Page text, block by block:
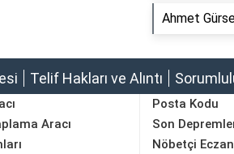
Ahmet
Telif Hakları ve Alıntı
Aracı
Posta Kodu
Son
Nöbetçi